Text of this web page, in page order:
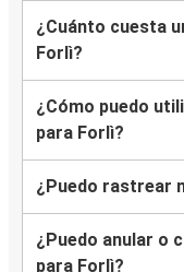
¿Cuánto cuesta
Forlì?
¿Cómo puedo
para Forlì?
¿Puedo rastrear
¿Puedo anular o
para Forlì?